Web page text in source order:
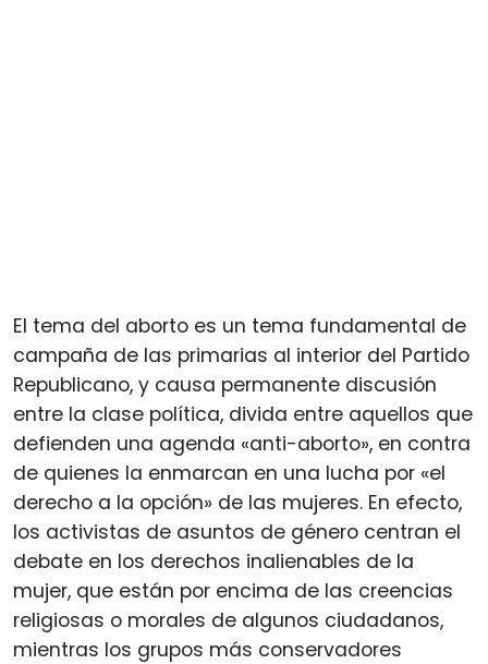
El tema del aborto es un tema fundamental de
campaña de las primarias al interior del Partido
Republicano, y causa permanente discusión
entre la clase política, divida entre aquellos que
defienden una agenda «anti-aborto», en contra
de quienes la enmarcan en una lucha por «el
derecho a la opción» de las mujeres. En efecto,
los activistas de asuntos de género centran el
debate en los derechos inalienables de la
mujer, que están por encima de las creencias
religiosas o morales de algunos ciudadanos,
mientras los grupos más conservadores